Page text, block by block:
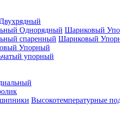
Шариковый
Шариковый
Упорный
упорный
Высокотемпературные